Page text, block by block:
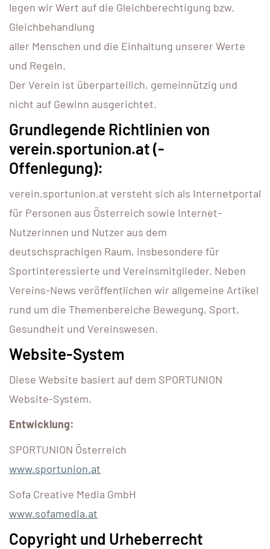
legen wir Wert auf die Gleichberechtigung bzw.
Gleichbehandlung
aller Menschen und die Einhaltung unserer Werte
und Regeln.
Der Verein ist überparteilich, gemeinnützig und
nicht auf Gewinn ausgerichtet.
Grundlegende Richtlinien von
verein.sportunion.at (-
Offenlegung):
verein.sportunion.at versteht sich als Internetportal
für Personen aus Österreich sowie Internet-
Nutzerinnen und Nutzer aus dem
deutschsprachigen Raum, insbesondere für
Sportinteressierte und Vereinsmitglieder. Neben
Vereins-News veröffentlichen wir allgemeine Artikel
rund um die Themenbereiche Bewegung, Sport,
Gesundheit und Vereinswesen.
Website-System
Diese Website basiert auf dem SPORTUNION
Website-System.
Entwicklung:
SPORTUNION Österreich
www.sportunion.at
Sofa Creative Media GmbH
www.sofamedia.at
Copyright und Urheberrecht